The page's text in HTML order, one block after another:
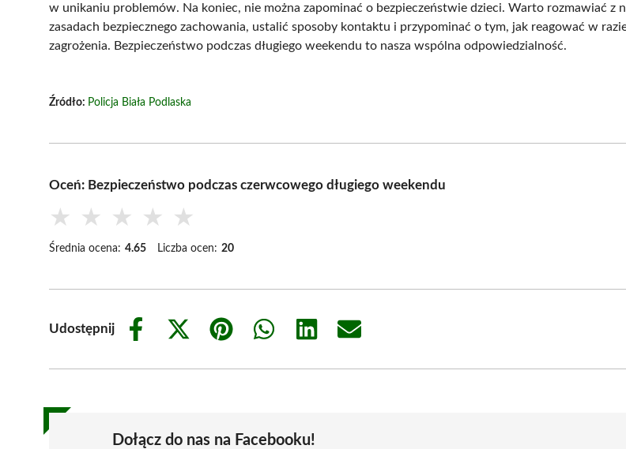
w unikaniu problemów. Na koniec, nie można zapominać o bezpieczeństwie dzieci. Warto rozmawiać z
zasadach bezpiecznego zachowania, ustalić sposoby kontaktu i przypominać o tym, jak reagować w
zagrożenia. Bezpieczeństwo podczas długiego weekendu to nasza wspólna odpowiedzialność.
Źródło: Policja Biała Podlaska
Oceń: Bezpieczeństwo podczas czerwcowego długiego weekendu
★ ★ ★ ★ ★
Średnia ocena: 4.65 Liczba ocen: 20
Udostępnij
Share
Share
(Twitter)
Share
Share
Share
Share
Dołącz do nas na Facebooku!